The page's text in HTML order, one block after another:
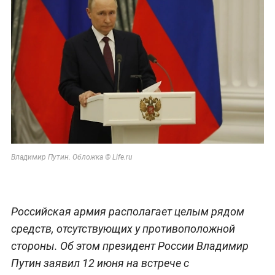
Владимир Путин. Обложка © Life.ru
Российская армия располагает целым рядом
средств, отсутствующих у противоположной
стороны. Об этом президент России Владимир
Путин заявил 12 июня на встрече с